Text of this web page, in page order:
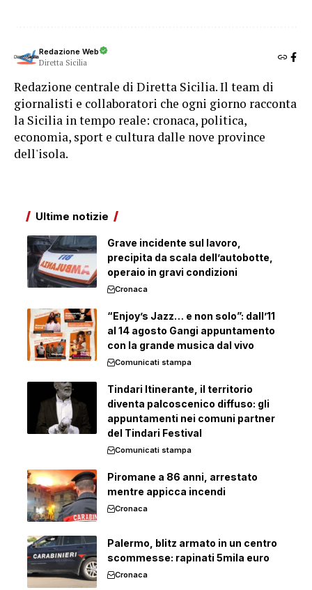
Redazione Web
Diretta Sicilia
Redazione centrale di Diretta Sicilia. Il team di
giornalisti e collaboratori che ogni giorno racconta
la Sicilia in tempo reale: cronaca, politica,
economia, sport e cultura dalle nove province
dell'isola.
Ultime notizie
Grave incidente sul lavoro,
precipita da scala dell’autobotte,
operaio in gravi condizioni
Cronaca
“Enjoy’s Jazz… e non solo”: dall’11
al 14 agosto Gangi appuntamento
con la grande musica dal vivo
Comunicati stampa
Tindari Itinerante, il territorio
diventa palcoscenico diffuso: gli
appuntamenti nei comuni partner
del Tindari Festival
Comunicati stampa
Piromane a 86 anni, arrestato
mentre appicca incendi
Cronaca
Palermo, blitz armato in un centro
scommesse: rapinati 5mila euro
Cronaca